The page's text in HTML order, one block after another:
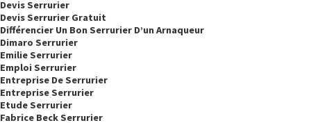
Devis Serrurier
Devis Serrurier Gratuit
Différencier Un Bon Serrurier D’un Arnaqueur
Dimaro Serrurier
Emilie Serrurier
Emploi Serrurier
Entreprise De Serrurier
Entreprise Serrurier
Etude Serrurier
Fabrice Beck Serrurier